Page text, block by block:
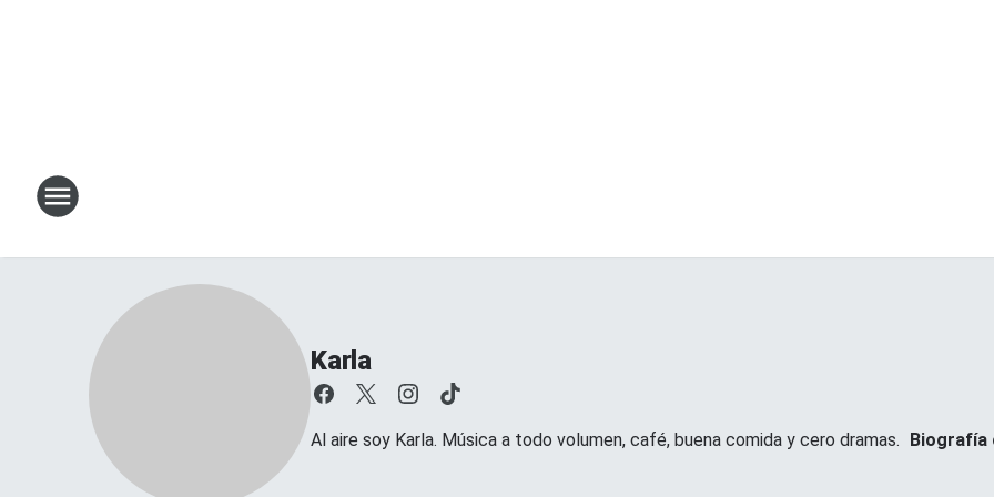
Karla
Al aire soy Karla. Música a todo volumen, café, buena comida y cero dramas. Biografía